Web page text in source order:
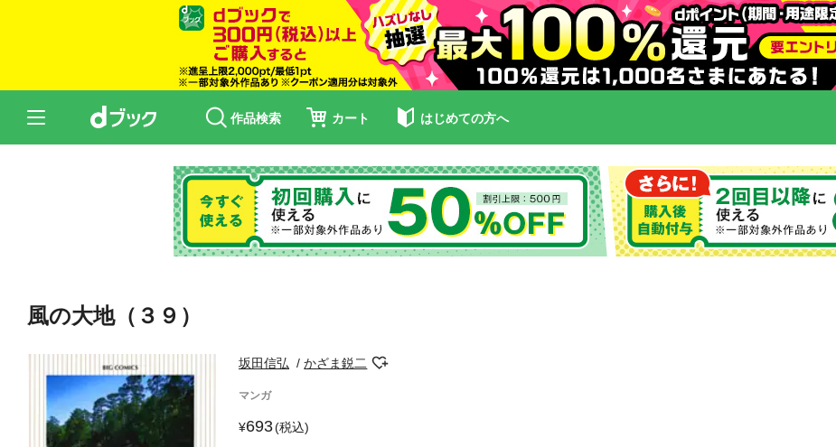
作品検索 カート はじめての方へ
風の大地（３９）
坂田信弘 かざま鋭二
マンガ
693(税込)